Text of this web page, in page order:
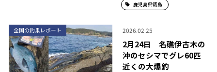
鹿児島県甑島
全国の釣果レポート 2026.02.25
2月24日 名礁伊古木の
沖のセシマでグレ60匹
近くの大爆釣